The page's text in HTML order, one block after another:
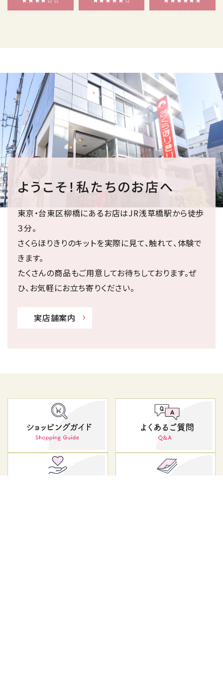
ようこそ！私たちのお店へ
東京・台東区柳橋にあるお店はJR浅草橋駅から徒歩
３分。
さくらほりきりのキットを実際に見て、触れて、体験で
きます。
たくさんの商品もご用意してお待ちしております。ぜ
ひ、お気軽にお立ち寄りください。
実店舗案内